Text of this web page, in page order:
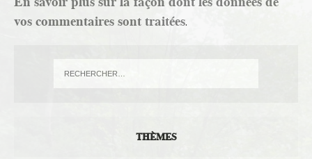
vos commentaires sont traitées.
THÈMES